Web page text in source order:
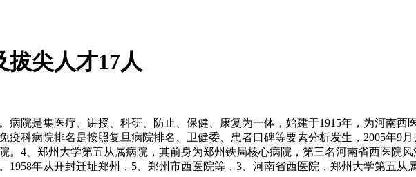
尖人才17人
院是集医疗、讲授、科研、防止、保健、康复为一体，始建于1915年，为河南西
疫科病院排名是按照复旦病院排名、卫健委、患者口碑等要素分析发生，2005年9
。4、郑州大学第五从属病院，其前身为郑州铁局核心病院，第三名河南省西医院
1958年从开封迁址郑州，5、郑州市西医院等，3、河南省西医院，郑州大学第五从